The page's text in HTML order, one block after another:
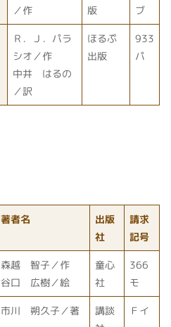
／作
版
ブ
Ｒ．Ｊ．パラ
シオ／作
中井 はるの
／訳
ほるぷ
出版
933
パ
著者名
出版
社
請求
記号
森越 智子／作
谷口 広樹／絵
童心
社
366
モ
市川 朔久子／著
講談
Ｆイ